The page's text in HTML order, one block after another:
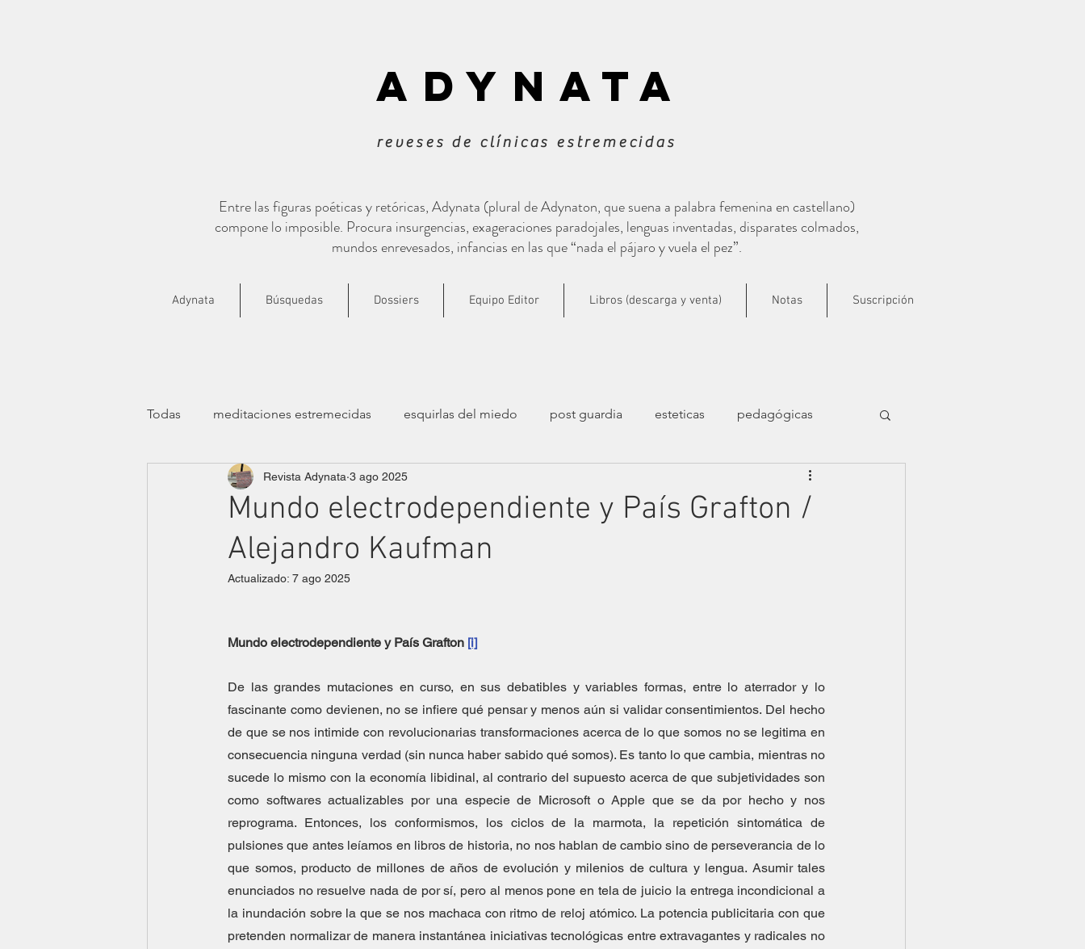
ADYNATa
reveses de clínicas estremecidas
Todas meditaciones estremecidas esquirlas del miedo post guardia esteticas pedagógicas
manifiestos efemérides poéticas
transfeminismos clínicas transfeminismos
Mundo electrodependiente y País Grafton /
Alejandro Kaufman
Revista Adynata 3 ago 2025
Actualizado: 7 ago 2025
Mundo electrodependiente y País Grafton [i]
De las grandes mutaciones en curso, en sus debatibles y variables formas, entre lo aterrador y lo
fascinante como devienen, no se infiere qué pensar y menos aún si validar consentimientos. Del hecho
de que se nos intimide con revolucionarias transformaciones acerca de lo que somos no se legitima en
consecuencia ninguna verdad (sin nunca haber sabido qué somos). Es tanto lo que cambia, mientras no
sucede lo mismo con la economía libidinal, al contrario del supuesto acerca de que subjetividades son
como softwares actualizables por una especie de Microsoft o Apple que se da por hecho y nos
reprograma. Entonces, los conformismos, los ciclos de la marmota, la repetición sintomática de
pulsiones que antes leíamos en libros de historia, no nos hablan de cambio sino de perseverancia de lo
que somos, producto de millones de años de evolución y milenios de cultura y lengua. Asumir tales
enunciados no resuelve nada de por sí, pero al menos pone en tela de juicio la entrega incondicional a
la inundación sobre la que se nos machaca con ritmo de reloj atómico. La potencia publicitaria con que
pretenden normalizar de manera instantánea iniciativas tecnológicas entre extravagantes y radicales no
Adynata Búsquedas Dossiers Equipo Editor Libros (descarga y venta) Notas Suscripción
Entre las figuras poéticas y retóricas, Adynata (plural de Adynaton, que suena a palabra femenina en castellano)
compone lo imposible. Procura insurgencias, exageraciones paradojales, lenguas inventadas, disparates colmados,
mundos enrevesados, infancias en las que “nada el pájaro y vuela el pez”.